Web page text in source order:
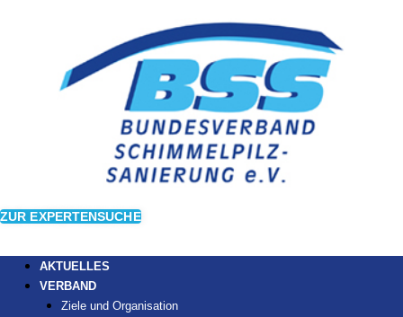
ZUR EXPERTENSUCHE
AKTUELLES
VERBAND
Ziele und Organisation